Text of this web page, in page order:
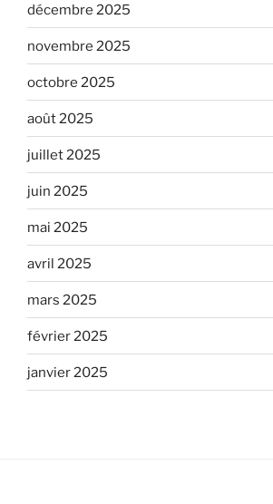
décembre 2025
novembre 2025
octobre 2025
août 2025
juillet 2025
juin 2025
mai 2025
avril 2025
mars 2025
février 2025
janvier 2025